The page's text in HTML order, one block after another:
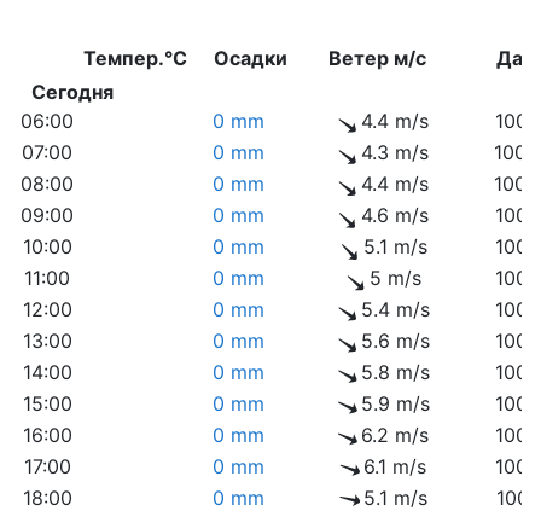
Темпер.°C Осадки Ветер м/с
Сегодня
06:00
0 mm 4.4 m/s
07:00
0 mm 4.3 m/s
08:00
0 mm 4.4 m/s
09:00
0 mm 4.6 m/s
10:00
0 mm 5.1 m/s
11:00
0 mm 5 m/s
12:00
0 mm 5.4 m/s
13:00
0 mm 5.6 m/s
14:00
0 mm 5.8 m/s
15:00
0 mm 5.9 m/s
16:00
0 mm 6.2 m/s
17:00
0 mm 6.1 m/s
18:00
0 mm 5.1 m/s